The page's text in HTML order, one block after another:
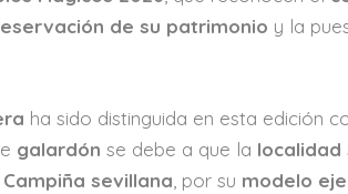
de su patrimonio y la
ha sido distinguida en esta edición
galardón se debe a que la localidad
Campiña sevillana, por su modelo